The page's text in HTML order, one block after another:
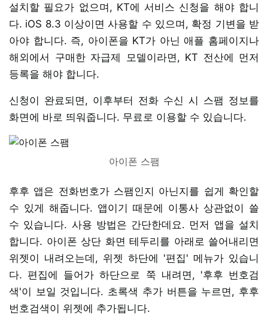
설치할 필요가 없으며, KT에 서비스 신청을 해야 합니
다. iOS 8.3 이상이면 사용할 수 있으며, 확정 기변을 받
아야 합니다. 즉, 아이폰을 KT가 아닌 애플 홈페이지나
해외에서 구매한 자급제 모델이라면, KT 전산에 먼저
등록을 해야 합니다.
신청이 완료되면, 이후부터 전화 수신 시 스팸 정보를
화면에 바로 띄워줍니다. 무료로 이용할 수 있습니다.
아이폰 스팸
후후 앱은 전화번호가 스팸인지 아닌지를 쉽게 확인할
수 있게 해줍니다. 앱이기 때문에 이통사 상관없이 쓸
수 있습니다. 사용 방법은 간단한데요. 먼저 앱을 설치
합니다. 아이폰 상단 화면 테두리를 아래로 쓸어내리면
위젯이 내려오는데, 위젯 하단에 '편집' 메뉴가 있습니
다. 편집에 들어가 하단으로 쭉 내려면, '후후 번호검
색'이 보일 것입니다. 초록색 추가 버튼을 누르면, 후후
번호검색이 위젯에 추가됩니다.